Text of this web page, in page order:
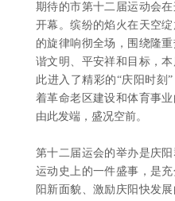
期待的市第十二届运动会
开幕。缤纷的焰火在天空绽
的旋律响彻全场，围绕隆重
谐文明、平安祥和目标，
此进入了精彩的“庆阳时刻
着革命老区建设和体育事
由此发端，盛况空前。
第十二届运会的举办是庆
运动史上的一件盛事，是
阳新面貌、激励庆阳快发